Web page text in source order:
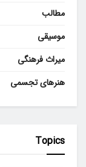
مطالب
موسیقی
میراث فرهنگی
هنرهای تجسمی
Topics